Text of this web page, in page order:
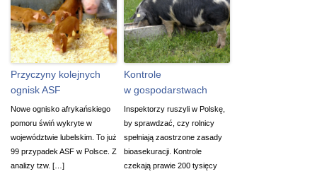
Przyczyny kolejnych
ognisk ASF
Nowe ognisko afrykańskiego
pomoru świń wykryte w
województwie lubelskim. To już
99 przypadek ASF w Polsce. Z
analizy tzw. […]
Kontrole
w gospodarstwach
Inspektorzy ruszyli w Polskę,
by sprawdzać, czy rolnicy
spełniają zaostrzone zasady
bioasekuracji. Kontrole
czekają prawie 200 tysięcy